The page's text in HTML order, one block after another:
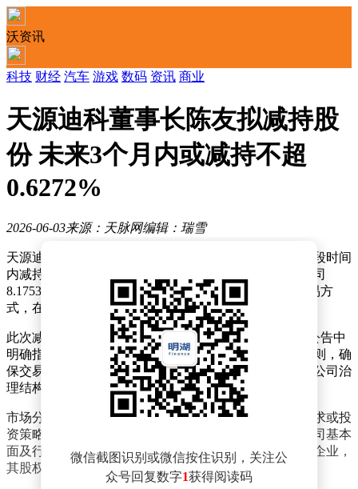
沃资讯
科技 财经 汽车 游戏 数码 资讯 商业
天源迪科董事长陈友拟减持股
份 未来3个月内或减持不超
0.6272%
2026-06-03来源：天脉网编辑：瑞雪
天源迪科近日发布公告称，公司董事长陈友拟在未来一段时间
内减持部分所持股份。根据公告内容，陈友目前持有公司
8.1753%的股权，此次计划通过集中竞价交易或大宗交易方
式，在15个交易日后的3个月内减持不超过400万股。
此次减持的股份数量占公司总股本的比例为0.6272%。公告中
明确指出，减持行为将严格遵守相关法律法规及市场规则，确
保交易过程透明合规。公司表示，此次减持计划不会对公司治
理结构及持续经营产生重大影响。
市场分析人士指出，大股东减持行为通常与个人资金需求或投
资策略调整有关。投资者需密切关注后续公告，结合公司基本
面及行业动态综合判断。天源迪科作为行业内的代表性企业，
其股权变动一直受到市场广泛关注。
微信截图识别或微信按住识别，关注公
众号回复数字1获得阅读码